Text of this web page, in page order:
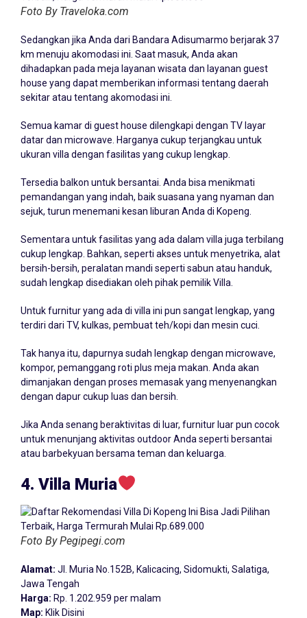
Foto By Traveloka.com
Sedangkan jika Anda dari Bandara Adisumarmo berjarak 37
km menuju akomodasi ini. Saat masuk, Anda akan
dihadapkan pada meja layanan wisata dan layanan guest
house yang dapat memberikan informasi tentang daerah
sekitar atau tentang akomodasi ini.
Semua kamar di guest house dilengkapi dengan TV layar
datar dan microwave. Harganya cukup terjangkau untuk
ukuran villa dengan fasilitas yang cukup lengkap.
Tersedia balkon untuk bersantai. Anda bisa menikmati
pemandangan yang indah, baik suasana yang nyaman dan
sejuk, turun menemani kesan liburan Anda di Kopeng.
Sementara untuk fasilitas yang ada dalam villa juga terbilang
cukup lengkap. Bahkan, seperti akses untuk menyetrika, alat
bersih-bersih, peralatan mandi seperti sabun atau handuk,
sudah lengkap disediakan oleh pihak pemilik Villa.
Untuk furnitur yang ada di villa ini pun sangat lengkap, yang
terdiri dari TV, kulkas, pembuat teh/kopi dan mesin cuci.
Tak hanya itu, dapurnya sudah lengkap dengan microwave,
kompor, pemanggang roti plus meja makan. Anda akan
dimanjakan dengan proses memasak yang menyenangkan
dengan dapur cukup luas dan bersih.
Jika Anda senang beraktivitas di luar, furnitur luar pun cocok
untuk menunjang aktivitas outdoor Anda seperti bersantai
atau barbekyuan bersama teman dan keluarga.
4. Villa Muria
Foto By Pegipegi.com
Alamat: Jl. Muria No.152B, Kalicacing, Sidomukti, Salatiga,
Jawa Tengah
Harga: Rp. 1.202.959 per malam
Map: Klik Disini